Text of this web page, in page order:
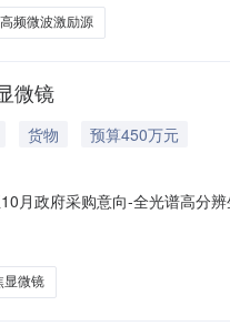
频微波激励源
微镜
货物
预算450万元
月政府采购意向-全光谱高分
购时间：2026-10备注：本次
显微镜